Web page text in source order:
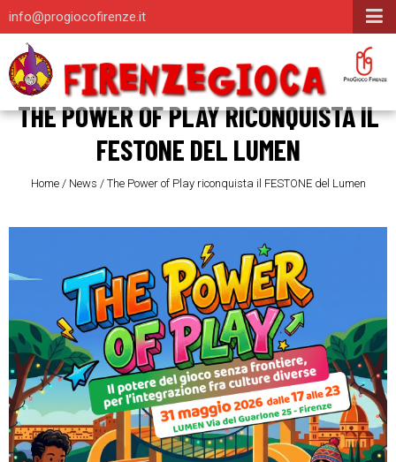
info@progiocofirenze.it
THE POWER OF PLAY RICONQUISTA IL
FESTONE DEL LUMEN
Home/ News / The Power of Play riconquista il FESTONE del Lumen